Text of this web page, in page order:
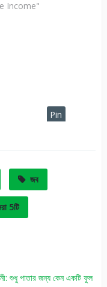
Income"
Pin
জব
5টি